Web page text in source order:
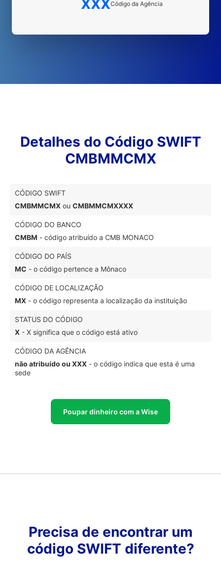
XXXCódigo da Agência
Detalhes do Código SWIFT
CMBMMCMX
CÓDIGO SWIFT
CMBMMCMX ou CMBMMCMXXXX
CÓDIGO DO BANCO
CMBM - código atribuído a CMB MONACO
CÓDIGO DO PAÍS
MC - o código pertence a Mônaco
CÓDIGO DE LOCALIZAÇÃO
MX - o código representa a localização da instituição
STATUS DO CÓDIGO
X - X significa que o código está ativo
CÓDIGO DA AGÊNCIA
não atribuído ou XXX - o código indica que esta é uma
sede
Poupar dinheiro com a Wise
Precisa de encontrar um
código SWIFT diferente?